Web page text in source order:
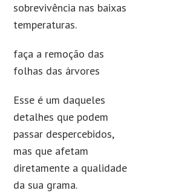
sobrevivência nas baixas
temperaturas.
faça a remoção das
folhas das árvores
Esse é um daqueles
detalhes que podem
passar despercebidos,
mas que afetam
diretamente a qualidade
da sua grama.